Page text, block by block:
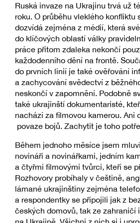
Ruská invaze na Ukrajinu trvá už
roku. O průběhu vleklého konfliktu
dozvídá zejména z médií, která
do klíčových oblastí války
práce přitom zdaleka nekončí
každodenního dění na frontě.
do prvních linií je také ověřování
a zachycování svědectví z
neskončí v zapomnění. Podobně
také ukrajinští dokumentaristé,
nachází za filmovou kamerou. Ani
povaze bojů. Zachytit je toho
Během jednoho měsíce jsem
novináři a novinářkami, jedním
a čtyřmi filmovými tvůrci, kteří se
Rozhovory probíhaly v češtině,
lámané ukrajinštiny zejména
a respondentky se připojili jak z
českých domovů, tak ze zahraničí